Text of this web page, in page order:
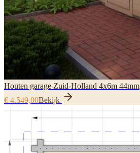
Houten garage Zuid-Holland 4x6m 44mm
€ 4.549,00Bekijk